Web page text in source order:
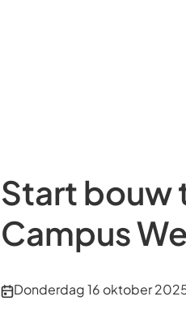
Start bouw
Campus
Publicatiedatum:
Donderdag 16 oktober